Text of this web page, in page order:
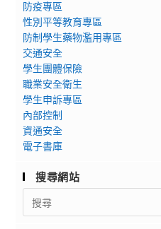
防疫專區
性別平等教育專區
防制學生藥物濫用專區
交通安全
學生團體保險
職業安全衛生
學生申訴專區
內部控制
資通安全
電子書庫
搜尋網站
Search
for: